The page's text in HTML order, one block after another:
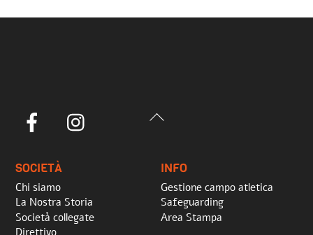
Back
Facebook
SOCIETÀ
Chi siamo
La Nostra Storia
Società collegate
Direttivo
INFO
Gestione campo atletica
Safeguarding
Area Stampa